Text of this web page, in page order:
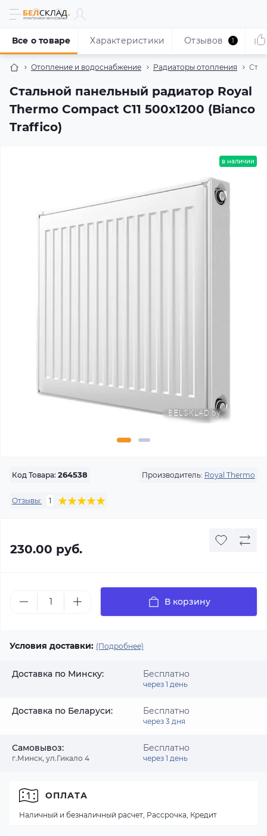
Отопление и водоснабжение Радиаторы отопления
Стальной панельный радиатор Royal
Thermo Compact C11 500x1200 (Bianco
Traffico)
Все о товаре Характеристики Отзывов 1
в наличии
Код Товара: 264538 Производитель: Royal Thermo
Отзывы: 1
230.00 руб.
В корзину
Условия доставки: (Подробнее)
Доставка по Минску: Бесплатно
через 1 день
Доставка по Беларуси: Бесплатно
через 3 дня
Самовывоз:
г.Минск, ул.Гикало 4
Бесплатно
через 1 день
ОПЛАТА
Наличный и безналичный расчет, Рассрочка, Кредит